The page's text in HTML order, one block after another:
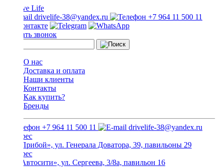
drivelife-38@yandex.ru +7 964 11 500 11
Заказать звонок
О нас
Доставка и оплата
Наши клиенты
Контакты
Как купить?
Бренды
+7 964 11 500 11 drivelife-38@yandex.ru
ТЦ «Прибой», ул. Генерала Доватора, 39, павильоны 29
ТЦ «Автосити», ул. Сергеева, 3/8а, павильон 16